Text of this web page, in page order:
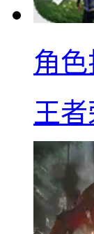
角
王